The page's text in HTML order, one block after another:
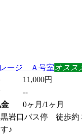
ージ Ａ号室オスス
11,000円
--
0ヶ月/1ヶ月
岩口バス停 徒歩約
♪